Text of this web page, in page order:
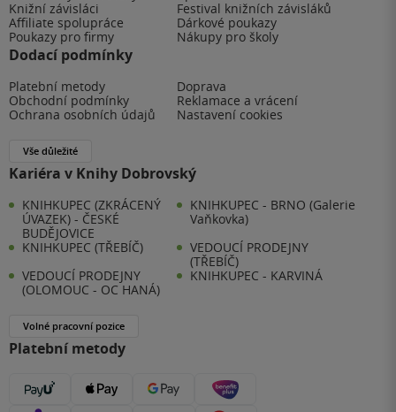
Knižní závisláci
Festival knižních závisláků
Affiliate spolupráce
Dárkové poukazy
Poukazy pro firmy
Nákupy pro školy
Dodací podmínky
Platební metody
Doprava
Obchodní podmínky
Reklamace a vrácení
Ochrana osobních údajů
Nastavení cookies
Vše důležité
Kariéra v Knihy Dobrovský
KNIHKUPEC (ZKRÁCENÝ
ÚVAZEK) - ČESKÉ
BUDĚJOVICE
KNIHKUPEC - BRNO (Galerie
Vaňkovka)
KNIHKUPEC (TŘEBÍČ)
VEDOUCÍ PRODEJNY
(TŘEBÍČ)
VEDOUCÍ PRODEJNY
(OLOMOUC - OC HANÁ)
KNIHKUPEC - KARVINÁ
Volné pracovní pozice
Platební metody